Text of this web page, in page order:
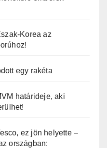
Korea az
egy rakéta
határideje, aki
ez jön helyette –
országban: